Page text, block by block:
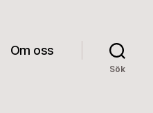
Om oss
Sök